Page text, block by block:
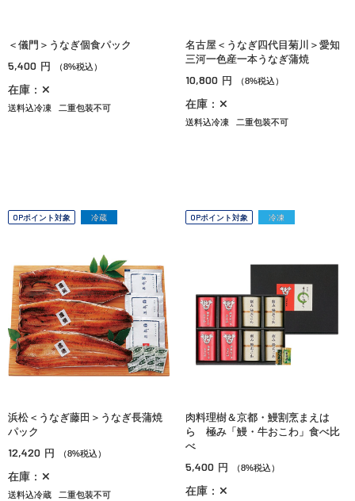
＜儀門＞うなぎ個食パック
5,400 円 （8%税込）
在庫：✕
送料込冷凍 二重包装不可
名古屋＜うなぎ四代目菊川＞愛知
三河一色産一本うなぎ蒲焼
10,800 円 （8%税込）
在庫：✕
送料込冷凍 二重包装不可
OPポイント対象 冷蔵
浜松＜うなぎ藤田＞うなぎ長蒲焼
パック
12,420 円 （8%税込）
在庫：✕
送料込冷蔵 二重包装不可
OPポイント対象 冷凍
肉料理樹＆京都・鰻割烹まえは
ら 極み「鰻・牛おこわ」食べ比
べ
5,400 円 （8%税込）
在庫：✕